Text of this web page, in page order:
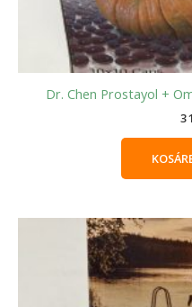
Dr. Chen Prostayol +